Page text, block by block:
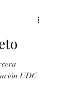
UDC